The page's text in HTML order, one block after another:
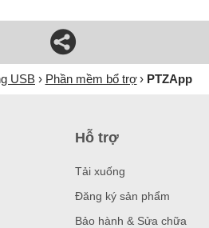
USB Phần mềm bổ trợ PTZApp
Hỗ trợ
Tải xuống
Đăng ký sản phẩm
Bảo hành & Sửa chữa